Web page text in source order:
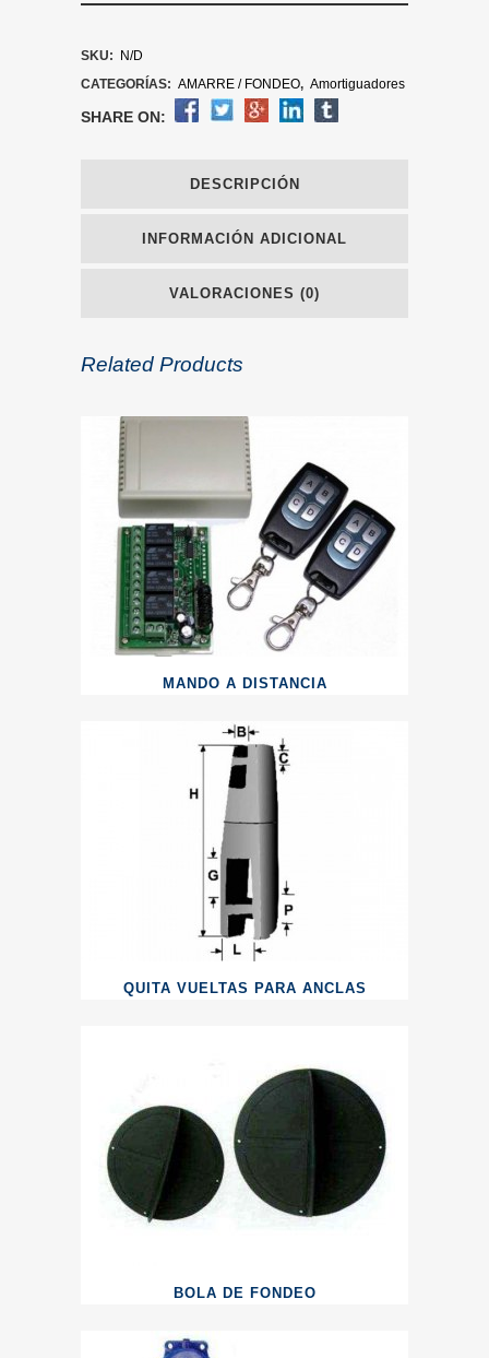
SKU:
N/D
CATEGORÍAS: AMARRE / FONDEO, Amortiguadores
SHARE ON:
DESCRIPCIÓN
INFORMACIÓN ADICIONAL
VALORACIONES (0)
Related Products
MANDO A DISTANCIA
QUITA VUELTAS PARA ANCLAS
BOLA DE FONDEO